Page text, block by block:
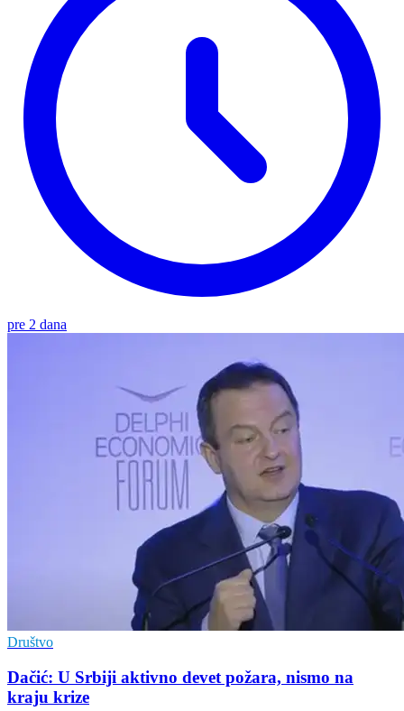
pre 2 dana
Društvo
Dačić: U Srbiji aktivno devet požara, nismo na
kraju krize